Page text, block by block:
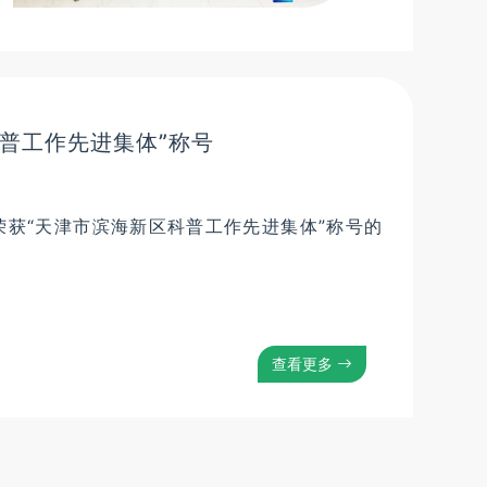
工作先进集体”称号
“天津市滨海新区科普工作先进集体”称号的
查看更多